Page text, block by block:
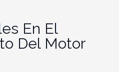
En El
Del Motor